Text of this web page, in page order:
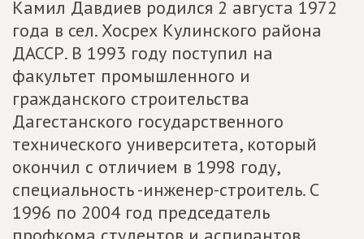
Камил Давдиев родился 2 августа 1972
года в сел. Хосрех Кулинского района
ДАССР. В 1993 году поступил на
факультет промышленного и
гражданского строительства
Дагестанского государственного
технического университета, который
окончил с отличием в 1998 году,
специальность -инженер-строитель. С
1996 по 2004 год председатель